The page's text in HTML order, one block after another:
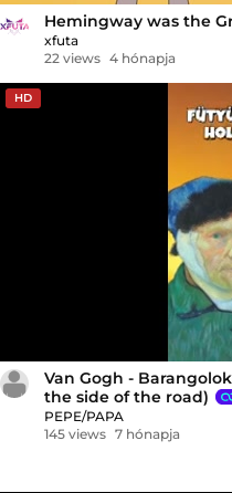
Hemingway was the
xfuta
22 views 4 hónapja
HD
Van Gogh -
the side of the road)
PEPE/PAPA
145 views 7 hónapja